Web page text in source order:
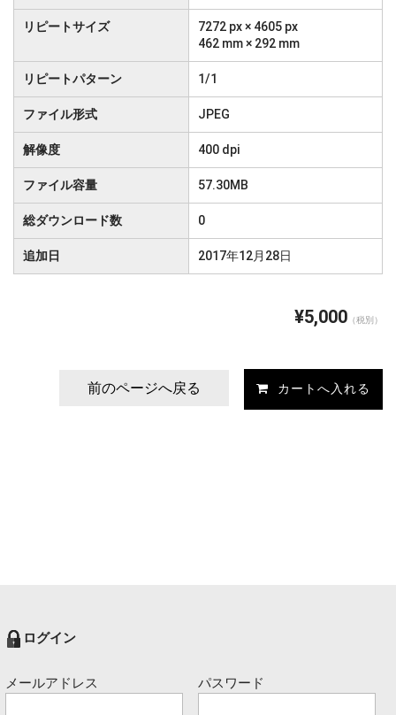
リピートサイズ
7272 px × 4605 px
462 mm × 292 mm
リピートパターン 1/1
ファイル形式 JPEG
解像度 400 dpi
ファイル容量 57.30MB
総ダウンロード数 0
追加日 2017年12月28日
¥5,000 （税別）
前のページへ戻る
ログイン
メールアドレス パスワード